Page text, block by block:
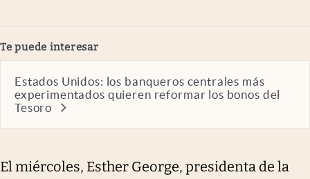
Te puede interesar
Estados Unidos: los banqueros centrales más
experimentados quieren reformar los bonos del
Tesoro
El miércoles, Esther George, presidenta de la